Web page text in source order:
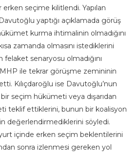
erken seçime kilitlendi. Yapılan
yaptığı açıklamada görüş
kurma ihtimalinin olmadığını
zamanda olmasını istediklerini
senaryosu olmadığını
ile tekrar görüşme zemininin
Kılıçdaroğlu ise Davutoğlu’nun
seçim hükümeti veya dışarıdan
teklif ettiklerini, bunun bir koalisyon
değerlendirmediklerini söyledi.
içinde erken seçim beklentilerini
sonra izlenmesi gereken yol